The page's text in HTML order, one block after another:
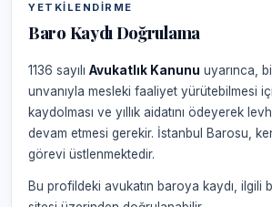
YETKILENDIRME
Baro Kaydı Doğrulama
1136 sayılı Avukatlık Kanunu uyarınca,
unvanıyla mesleki faaliyet yürütebilmesi
kaydolması ve yıllık aidatını ödeyerek
devam etmesi gerekir. İstanbul Barosu,
görevi üstlenmektedir.
Bu profildeki avukatın baroya kaydı, ilgili